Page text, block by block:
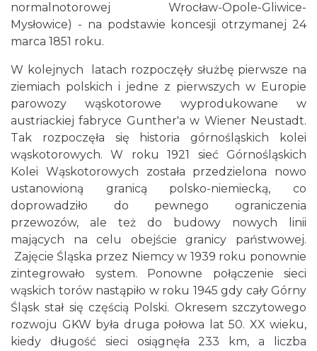
normalnotorowej Wrocław-Opole-Gliwice-
Mysłowice) - na podstawie koncesji otrzymanej 24
marca 1851 roku.
W kolejnych latach rozpoczęły służbę pierwsze na
ziemiach polskich i jedne z pierwszych w Europie
parowozy wąskotorowe wyprodukowane w
austriackiej fabryce Gunther'a w Wiener Neustadt.
Tak rozpoczęła się historia górnośląskich kolei
wąskotorowych. W roku 1921 sieć Górnośląskich
Kolei Wąskotorowych została przedzielona nowo
ustanowioną granicą polsko-niemiecką, co
doprowadziło do pewnego ograniczenia
przewozów, ale też do budowy nowych linii
mających na celu obejście granicy państwowej.
Zajęcie Śląska przez Niemcy w 1939 roku ponownie
zintegrowało system. Ponowne połączenie sieci
wąskich torów nastąpiło w roku 1945 gdy cały Górny
Śląsk stał się częścią Polski. Okresem szczytowego
rozwoju GKW była druga połowa lat 50. XX wieku,
kiedy długość sieci osiągnęła 233 km, a liczba